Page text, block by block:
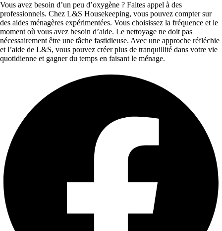
Vous avez besoin d’un peu d’oxygène ? Faites appel à des
professionnels. Chez L&S Housekeeping, vous pouvez compter sur
des aides ménagères expérimentées. Vous choisissez la fréquence et le
moment où vous avez besoin d’aide. Le nettoyage ne doit pas
nécessairement être une tâche fastidieuse. Avec une approche réfléchie
et l’aide de L&S, vous pouvez créer plus de tranquillité dans votre vie
quotidienne et gagner du temps en faisant le ménage.